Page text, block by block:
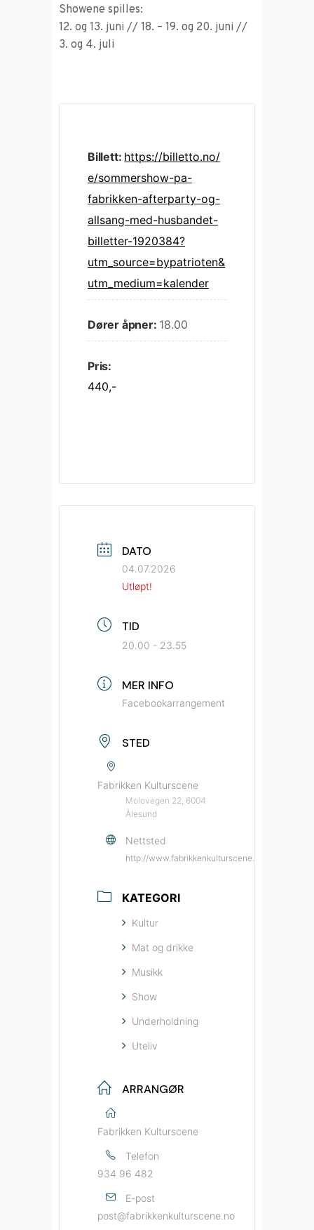
Showene spilles:
12. og 13. juni // 18. – 19. og 20. juni //
3. og 4. juli
Billett: https://billetto.no/
e/sommershow-pa-
fabrikken-afterparty-og-
allsang-med-husbandet-
billetter-1920384?
utm_source=bypatrioten&
utm_medium=kalender
Dører åpner: 18.00
Pris:
440,-
DATO
04.07.2026
Utløpt!
TID
20.00 - 23.55
MER INFO
Facebookarrangement
STED
Fabrikken Kulturscene
Molovegen 22, 6004
Ålesund
Nettsted
http://www.fabrikkenkulturscene.no/
KATEGORI
Kultur
Mat og drikke
Musikk
Show
Underholdning
Uteliv
ARRANGØR
Fabrikken Kulturscene
Telefon
934 96 482
E-post
post@fabrikkenkulturscene.no